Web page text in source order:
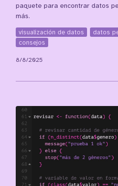
paquete para encontrar datos
más.
visualización de datos datos
consejos
8/8/2025